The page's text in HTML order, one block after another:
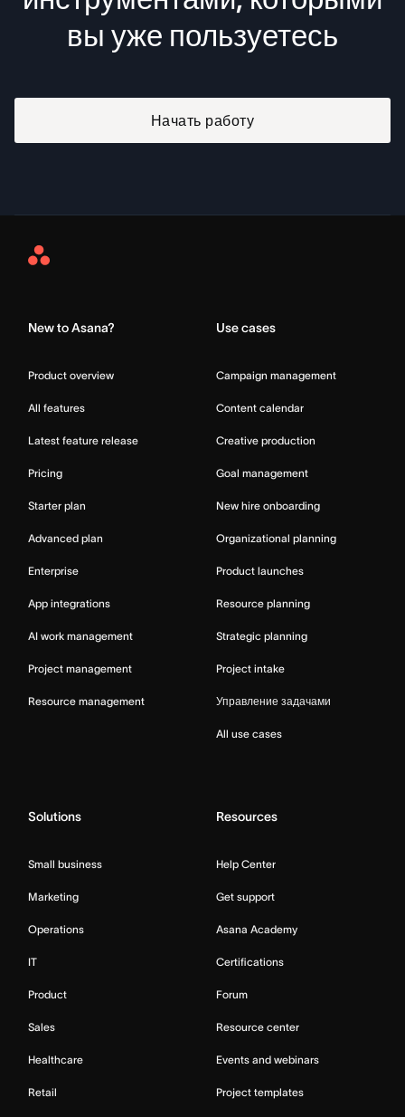
вы уже пользуетесь
Начать работу
Asana
New to Asana?
Product overview
All features
Latest feature release
Pricing
Starter plan
Advanced plan
Enterprise
App integrations
AI work management
Project management
Resource management
Use cases
Campaign management
Content calendar
Creative production
Goal management
New hire onboarding
Organizational planning
Product launches
Resource planning
Strategic planning
Project intake
Управление задачами
All use cases
Solutions
Small business
Marketing
Operations
IT
Product
Sales
Healthcare
Retail
Resources
Help Center
Get support
Asana Academy
Certifications
Forum
Resource center
Events and webinars
Project templates